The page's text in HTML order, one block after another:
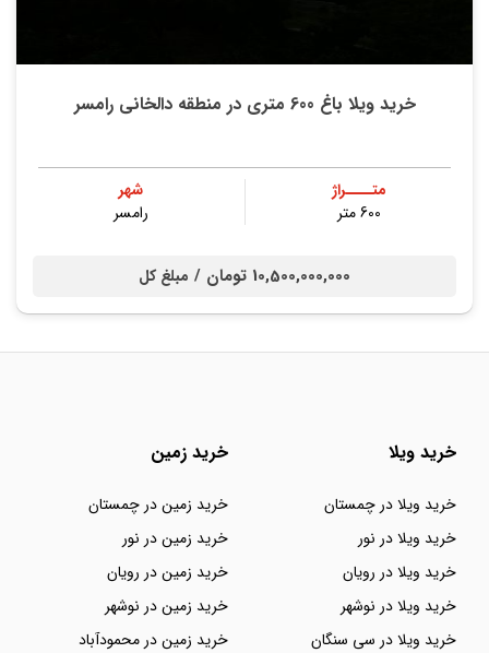
خرید ویلا باغ 600 متری در منطقه دالخانی رامسر
متــــراژ
600 متر
شهر
رامسر
10,500,000,000 تومان / مبلغ کل
خرید ویلا
خرید ویلا در چمستان
خرید ویلا در نور
خرید ویلا در رویان
خرید ویلا در نوشهر
خرید ویلا در سی سنگان
خرید زمین
خرید زمین در چمستان
خرید زمین در نور
خرید زمین در رویان
خرید زمین در نوشهر
خرید زمین در محمودآباد